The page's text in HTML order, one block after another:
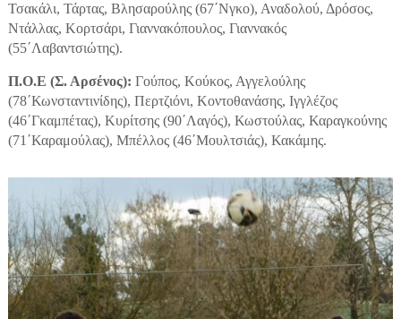
Τσακάλι, Τάρτας, Βλησαρούλης (67΄Νγκο), Αναδολού, Δρόσος,
Ντάλλας, Κορτσάρι, Γιαννακόπουλος, Γιαννακός
(55΄Λαβαντσιώτης).
Π.Ο.Ε (Σ. Αρσένος): Γούπος, Κούκος, Αγγελούλης
(78΄Κωνσταντινίδης), Περτζιόνι, Κοντοθανάσης, Ιγγλέζος
(46΄Γκαμπέτας), Κυρίτσης (90΄Λαγός), Κωστούλας, Καραγκούνης
(71΄Καραμούλας), Μπέλλος (46΄Μουλτσιάς), Κακάμης.